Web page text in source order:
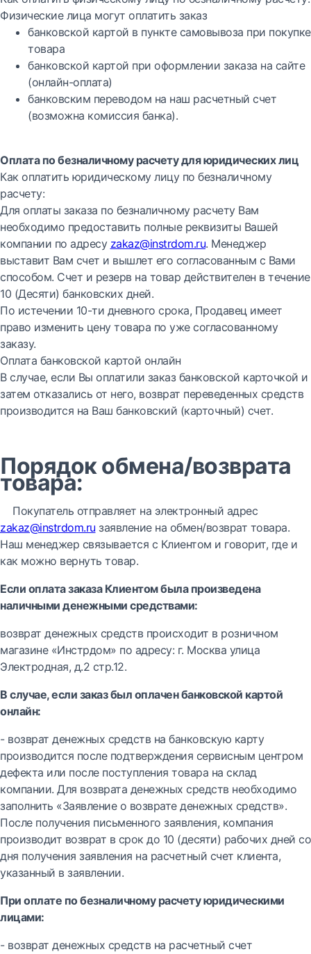
Физические лица могут оплатить заказ
банковской картой в пункте самовывоза при покупке
товара
банковской картой при оформлении заказа на сайте
(онлайн-оплата)
банковским переводом на наш расчетный счет
(возможна комиссия банка).
Оплата по безналичному расчету для юридических лиц
Как оплатить юридическому лицу по безналичному
расчету:
Для оплаты заказа по безналичному расчету Вам
необходимо предоставить полные реквизиты Вашей
компании по адресу zakaz@instrdom.ru. Менеджер
выставит Вам счет и вышлет его согласованным с Вами
способом. Счет и резерв на товар действителен в течение
10 (Десяти) банковских дней.
По истечении 10-ти дневного срока, Продавец имеет
право изменить цену товара по уже согласованному
заказу.
Оплата банковской картой онлайн
В случае, если Вы оплатили заказ банковской карточкой и
затем отказались от него, возврат переведенных средств
производится на Ваш банковский (карточный) счет.
Порядок обмена/возврата
товара:
Покупатель отправляет на электронный адрес
zakaz@instrdom.ru заявление на обмен/возврат товара.
Наш менеджер связывается с Клиентом и говорит, где и
как можно вернуть товар.
Если оплата заказа Клиентом была произведена
наличными денежными средствами:
возврат денежных средств происходит в розничном
магазине «Инстрдом» по адресу: г. Москва улица
Электродная, д.2 стр.12.
В случае, если заказ был оплачен банковской картой
онлайн:
- возврат денежных средств на банковскую карту
производится после подтверждения сервисным центром
дефекта или после поступления товара на склад
компании. Для возврата денежных средств необходимо
заполнить «Заявление о возврате денежных средств».
После получения письменного заявления, компания
производит возврат в срок до 10 (десяти) рабочих дней со
дня получения заявления на расчетный счет клиента,
указанный в заявлении.
При оплате по безналичному расчету юридическими
лицами:
- возврат денежных средств на расчетный счет